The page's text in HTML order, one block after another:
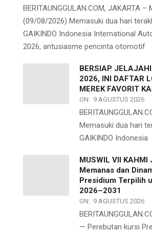
BERITAUNGGULAN.COM, JAKARTA –
(09/08/2026) Memasuki dua hari
GAIKINDO Indonesia International
2026, antusiasme pencinta otomotif
BERSIAP
2026, INI DAFTAR
MEREK FAVORIT
ON: 9 AGUSTUS 2026
Memasuki dua hari
GAIKINDO Indonesia
MUSWIL VII KAHMI
Memanas dan
Presidium Terpilih
2026–2031
ON: 9 AGUSTUS 2026
— Perebutan kursi